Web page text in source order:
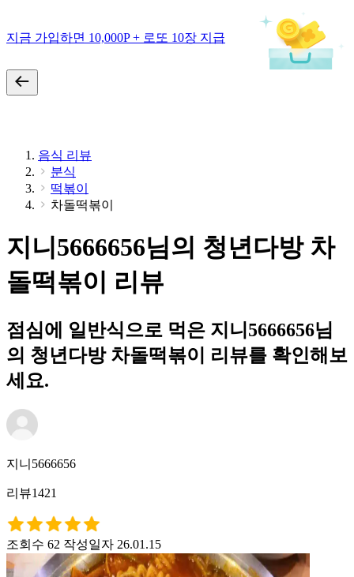
지금 가입하면 10,000P + 로또 10장 지급
음식 리뷰
분식
떡볶이
차돌떡볶이
지니5666656님의 청년다방 차
돌떡볶이 리뷰
점심에 일반식으로 먹은 지니5666656님
의 청년다방 차돌떡볶이 리뷰를 확인해보
세요.
지니5666656
리뷰1421
조회수 62 작성일자 26.01.15